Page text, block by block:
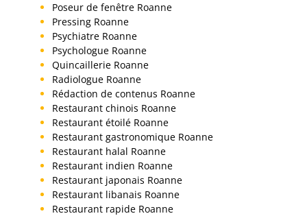
Poseur de fenêtre Roanne
Pressing Roanne
Psychiatre Roanne
Psychologue Roanne
Quincaillerie Roanne
Radiologue Roanne
Rédaction de contenus Roanne
Restaurant chinois Roanne
Restaurant étoilé Roanne
Restaurant gastronomique Roanne
Restaurant halal Roanne
Restaurant indien Roanne
Restaurant japonais Roanne
Restaurant libanais Roanne
Restaurant rapide Roanne